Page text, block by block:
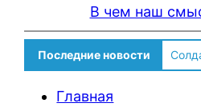
В чем наш
Последние новости
Главная